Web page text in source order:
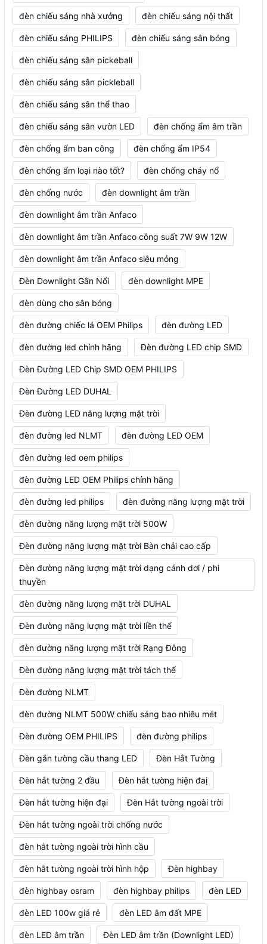
đèn chiếu sáng nhà xưởng đèn chiếu sáng nội thất
đèn chiếu sáng PHILIPS đèn chiếu sáng sân bóng
đèn chiếu sáng sân pickeball
đèn chiếu sáng sân pickleball
đèn chiếu sáng sân thể thao
đèn chiếu sáng sân vườn LED đèn chống ẩm âm trần
đèn chống ẩm ban công đèn chống ẩm IP54
đèn chống ẩm loại nào tốt? đèn chống cháy nổ
đèn chống nước đèn downlight âm trần
đèn downlight âm trần Anfaco
đèn downlight âm trần Anfaco công suất 7W 9W 12W
đèn downlight âm trần Anfaco siêu mỏng
Đèn Downlight Gắn Nổi đèn downlight MPE
đèn dùng cho sân bóng
đèn đường chiếc lá OEM Philips đèn đường LED
đèn đường led chính hãng Đèn đường LED chip SMD
Đèn Đường LED Chip SMD OEM PHILIPS
Đèn Đường LED DUHAL
Đèn đường LED năng lượng mặt trời
đèn đường led NLMT đèn đường LED OEM
đèn đường led oem philips
đèn đường LED OEM Philips chính hãng
đèn đường led philips đèn đường năng lượng mặt trời
đèn đường năng lượng mặt trời 500W
Đèn đường năng lượng mặt trời Bàn chải cao cấp
Đèn đường năng lượng mặt trời dạng cánh dơi / phi
thuyền
đèn đường năng lượng mặt trời DUHAL
Đèn đường năng lượng mặt trời liền thể
đèn đường năng lượng mặt trời Rạng Đông
Đèn đường năng lượng mặt trời tách thể
Đèn đường NLMT
đèn đường NLMT 500W chiếu sáng bao nhiêu mét
Đèn đường OEM PHILIPS đèn đường philips
Đèn gắn tường cầu thang LED Đèn Hắt Tường
Đèn hắt tường 2 đầu Đèn hắt tường hiện đaị
Đèn hắt tường hiện đại Đèn Hắt tường ngoài trời
Đèn hắt tường ngoài trời chống nước
đèn hắt tường ngoài trời hình cầu
đèn hắt tường ngoài trời hình hộp Đèn highbay
đèn highbay osram đèn highbay philips đèn LED
đèn LED 100w giá rẻ đèn LED âm đất MPE
đèn LED âm trần Đèn LED âm trần (Downlight LED)